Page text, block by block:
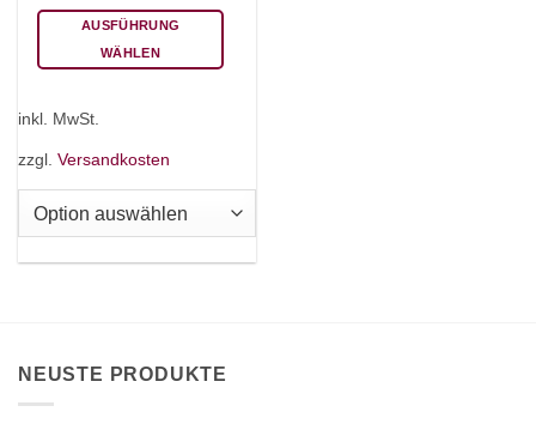
AUSFÜHRUNG
WÄHLEN
mehrere
auf.
gewählt
werden
inkl. MwSt.
zzgl. Versandkosten
NEUSTE PRODUKTE